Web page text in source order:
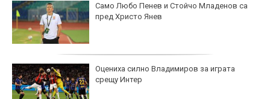
Само Любо Пенев и Стойчо Младенов са
пред Христо Янев
Оцениха силно Владимиров за играта
срещу Интер